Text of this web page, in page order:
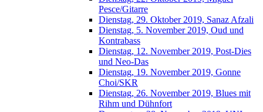
Pesce/Gitarre
Dienstag, 29. Oktober 2019, Sanaz Afzali
Dienstag, 5. November 2019, Oud und
Kontrabass
Dienstag, 12. November 2019, Post-Dies
und Neo-Das
Dienstag, 19. November 2019, Gonne
Choi/SKR
Dienstag, 26. November 2019, Blues mit
Rihm und Dühnfort